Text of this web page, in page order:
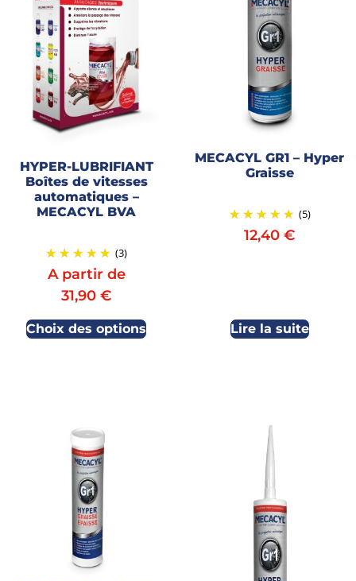
HYPER-LUBRIFIANT
Boîtes de vitesses
automatiques –
MECACYL BVA
(3)
A partir de
31,90€
Choix des options
MECACYL GR1 – Hyper
Graisse
(5)
12,40€
Lire la suite